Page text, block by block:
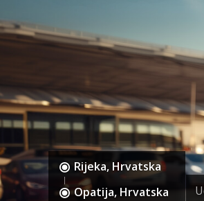
Rijeka, Hrvatska
Opatija, Hrvatska